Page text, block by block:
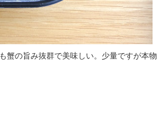
も蟹の旨み抜群で美味しい。少量ですが本物